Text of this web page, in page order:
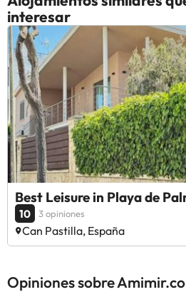
interesar
Best Leisure in Playa de
10 3 opiniones
Can Pastilla, España
Opiniones sobre